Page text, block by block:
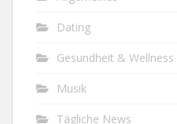
Dating
Gesundheit & Wellness
Musik
Tägliche News